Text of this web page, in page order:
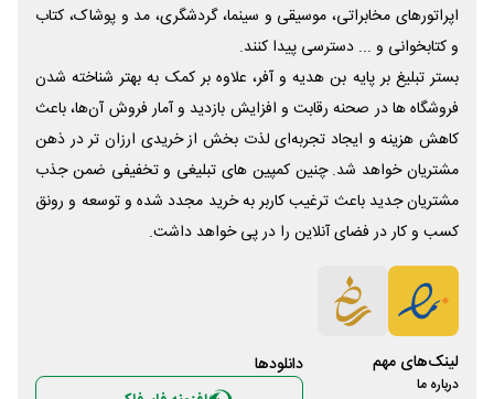
اپراتورهای مخابراتی، موسیقی و سینما، گردشگری، مد و پوشاک، کتاب
و کتابخوانی و ... دسترسی پیدا کنند.
بستر تبلیغ بر پایه بن هدیه و آفر، علاوه بر کمک به بهتر شناخته شدن
فروشگاه ها در صحنه رقابت و افزایش بازدید و آمار فروش آن‌ها، باعث
کاهش هزینه و ایجاد تجربه‌ای لذت بخش از خریدی ارزان تر در ذهن
مشتریان خواهد شد. چنین کمپین های تبلیغی و تخفیفی ضمن جذب
مشتریان جدید باعث ترغیب کاربر به خرید مجدد شده و توسعه و رونق
کسب و کار در فضای آنلاین را در پی خواهد داشت.
لینک‌های مهم
درباره ما
دانلود‌ها